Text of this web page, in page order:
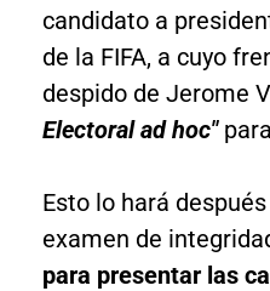
candidato a
de la FIFA, a cuyo
despido de Jerome
Electoral ad hoc"
Esto lo hará
examen de
para presentar las